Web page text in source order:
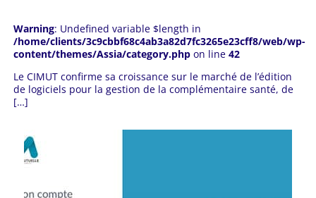
Warning: Undefined variable $length in
/home/clients/3c9cbbf68c4ab3a82d7fc3265e23cff8/web/wp-
content/themes/Assia/category.phpon line 42
Le CIMUT confirme sa croissance sur le marché de l’édition
de logiciels pour la gestion de la complémentaire santé, de
[…]